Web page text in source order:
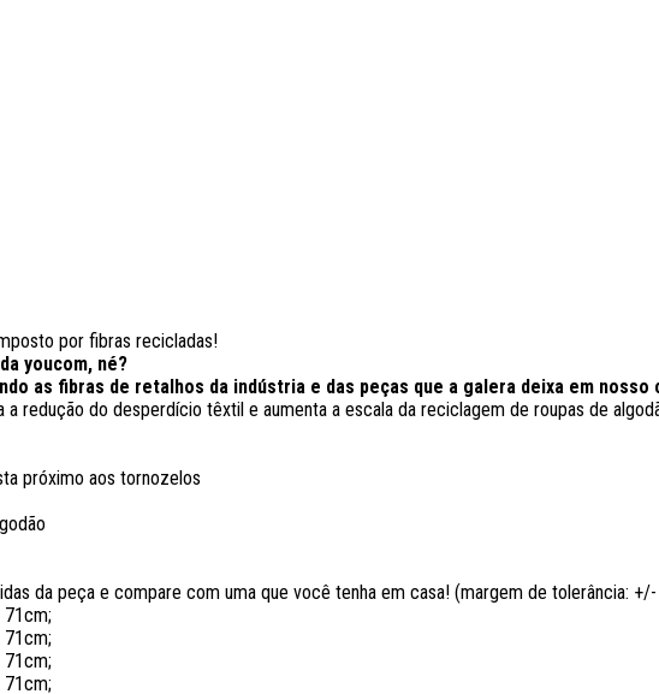
por fibras recicladas!
youcom, né?
as fibras de retalhos da indústria e das peças que a galera deixa em
redução do desperdício têxtil e aumenta a escala da reciclagem de roupas de
próximo aos tornozelos
da peça e compare com uma que você tenha em casa! (margem de tolerância:
71cm;
71cm;
71cm;
71cm;